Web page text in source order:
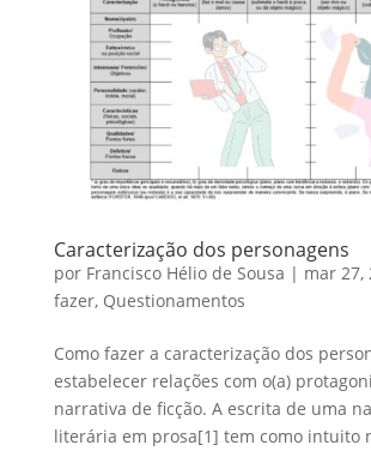
Caracterização dos personagens
por Francisco Hélio de Sousa | mar 27,
fazer, Questionamentos
Como fazer a caracterização dos
estabelecer relações com o(a)
narrativa de ficção. A escrita de uma
literária em prosa[1] tem como intuito